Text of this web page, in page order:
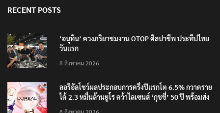
RECENT POSTS
‘อนุทิน’ ควงภริยาชมงาน OTOP ศิลปาชีพ ประทีปไทย
วันแรก
8 สิงหาคม 2026
ลอรีอัลโชว์ผลประกอบการครึ่งปีแรกโต 6.5% กวาดราย
ได้ 2.3 หมื่นล้านยูโร คว้าไลเซนส์ ‘กุชชี่’ 50 ปี พร้อมส่ง